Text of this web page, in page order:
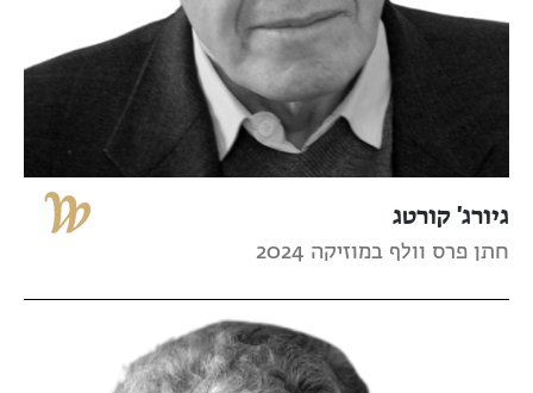
גיורג' קורטג
חתן פרס וולף במוזיקה 2024